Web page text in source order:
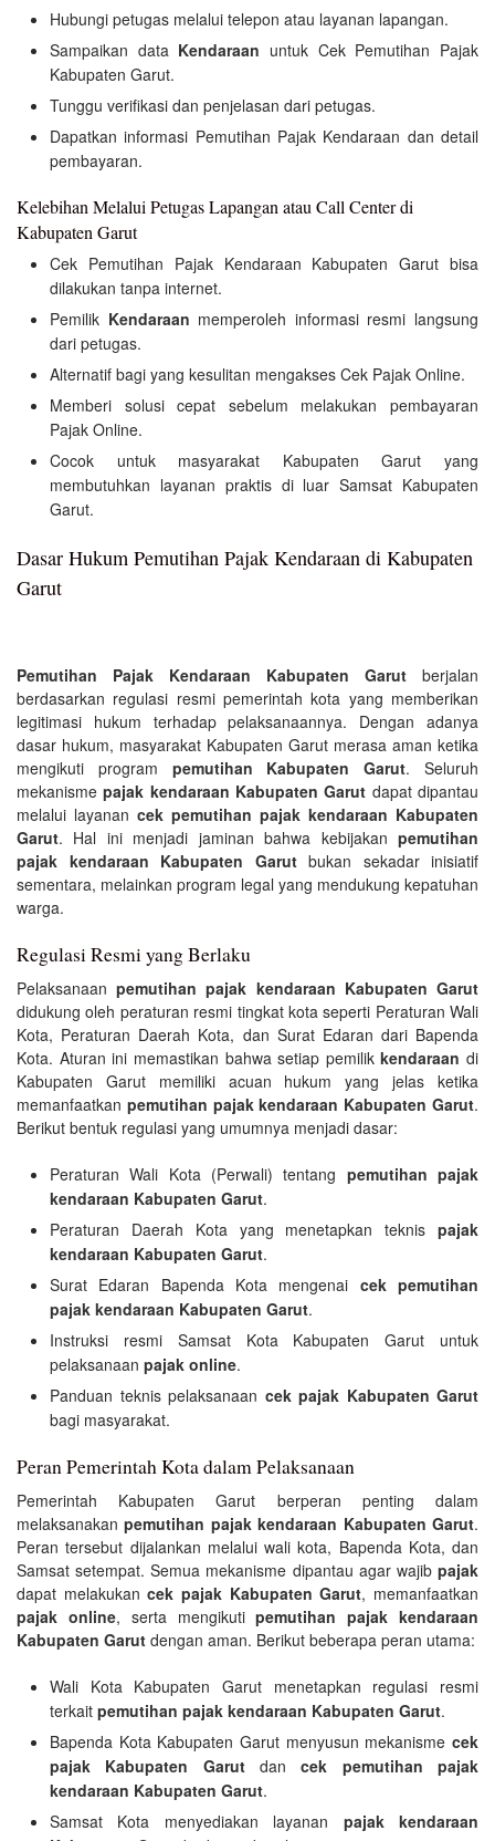
Hubungi petugas melalui telepon atau layanan lapangan.
Sampaikan data Kendaraan untuk Cek Pemutihan Pajak
Kabupaten Garut.
Tunggu verifikasi dan penjelasan dari petugas.
Dapatkan informasi Pemutihan Pajak Kendaraan dan detail
pembayaran.
Kelebihan Melalui Petugas Lapangan atau Call Center di
Kabupaten Garut
Cek Pemutihan Pajak Kendaraan Kabupaten Garut bisa
dilakukan tanpa internet.
Pemilik Kendaraan memperoleh informasi resmi langsung
dari petugas.
Alternatif bagi yang kesulitan mengakses Cek Pajak Online.
Memberi solusi cepat sebelum melakukan pembayaran
Pajak Online.
Cocok untuk masyarakat Kabupaten Garut yang
membutuhkan layanan praktis di luar Samsat Kabupaten
Garut.
Dasar Hukum Pemutihan Pajak Kendaraan di Kabupaten
Garut
Pemutihan Pajak Kendaraan Kabupaten Garut berjalan
berdasarkan regulasi resmi pemerintah kota yang memberikan
legitimasi hukum terhadap pelaksanaannya. Dengan adanya
dasar hukum, masyarakat Kabupaten Garut merasa aman ketika
mengikuti program pemutihan Kabupaten Garut. Seluruh
mekanismepajak kendaraan Kabupaten Garut dapat dipantau
melalui layanan cek pemutihan pajak kendaraan Kabupaten
Garut. Hal ini menjadi jaminan bahwa kebijakan pemutihan
pajak kendaraan Kabupaten Garutbukan sekadar inisiatif
sementara, melainkan program legal yang mendukung kepatuhan
warga.
Regulasi Resmi yang Berlaku
Pelaksanaanpemutihan pajak kendaraan Kabupaten Garut
didukung oleh peraturan resmi tingkat kota seperti Peraturan Wali
Kota, Peraturan Daerah Kota, dan Surat Edaran dari Bapenda
Kota. Aturan ini memastikan bahwa setiap pemilikkendaraan di
Kabupaten Garut memiliki acuan hukum yang jelas ketika
memanfaatkan pemutihan pajak kendaraan Kabupaten Garut.
Berikut bentuk regulasi yang umumnya menjadi dasar:
Peraturan Wali Kota (Perwali) tentang pemutihan pajak
kendaraan Kabupaten Garut.
Peraturan Daerah Kota yang menetapkan teknis pajak
kendaraan Kabupaten Garut.
Surat Edaran Bapenda Kota mengenai cek pemutihan
pajak kendaraan Kabupaten Garut.
Instruksi resmi Samsat Kota Kabupaten Garut untuk
pelaksanaan pajak online.
Panduan teknis pelaksanaan cek pajak Kabupaten Garut
bagi masyarakat.
Peran Pemerintah Kota dalam Pelaksanaan
Pemerintah Kabupaten Garut berperan penting dalam
melaksanakanpemutihan pajak kendaraan Kabupaten Garut.
Peran tersebut dijalankan melalui wali kota, Bapenda Kota, dan
Samsat setempat. Semua mekanisme dipantau agar wajib pajak
dapat melakukancek pajak Kabupaten Garut, memanfaatkan
pajak online, serta mengikutipemutihan pajak kendaraan
Kabupaten Garut dengan aman. Berikut beberapa peran utama:
Wali Kota Kabupaten Garut menetapkan regulasi resmi
terkait pemutihan pajak kendaraan Kabupaten Garut.
Bapenda Kota Kabupaten Garut menyusun mekanisme cek
pajak Kabupaten Garutdancek pemutihan pajak
kendaraan Kabupaten Garut.
Samsat Kota menyediakan layanan pajak kendaraan